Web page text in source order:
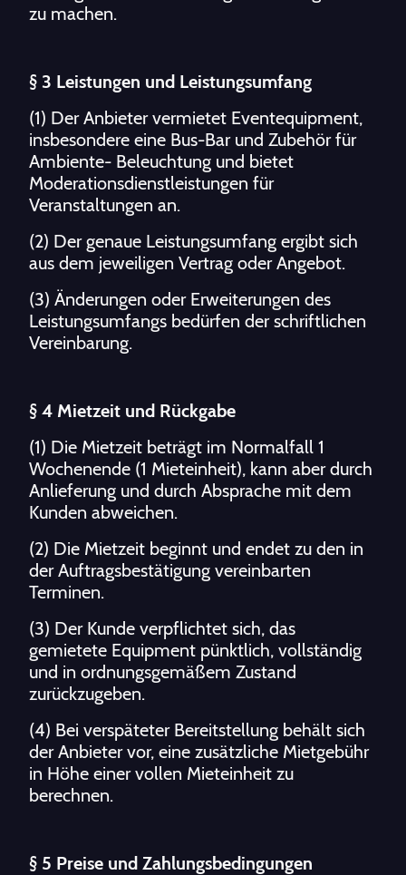
zu machen.
§ 3 Leistungen und Leistungsumfang
(1) Der Anbieter vermietet Eventequipment,
insbesondere eine Bus-Bar und Zubehör für
Ambiente- Beleuchtung und bietet
Moderationsdienstleistungen für
Veranstaltungen an.
(2) Der genaue Leistungsumfang ergibt sich
aus dem jeweiligen Vertrag oder Angebot.
(3) Änderungen oder Erweiterungen des
Leistungsumfangs bedürfen der schriftlichen
Vereinbarung.
§ 4 Mietzeit und Rückgabe
(1) Die Mietzeit beträgt im Normalfall 1
Wochenende (1 Mieteinheit), kann aber durch
Anlieferung und durch Absprache mit dem
Kunden abweichen.
(2) Die Mietzeit beginnt und endet zu den in
der Auftragsbestätigung vereinbarten
Terminen.
(3) Der Kunde verpflichtet sich, das
gemietete Equipment pünktlich, vollständig
und in ordnungsgemäßem Zustand
zurückzugeben.
(4) Bei verspäteter Bereitstellung behält sich
der Anbieter vor, eine zusätzliche Mietgebühr
in Höhe einer vollen Mieteinheit zu
berechnen.
§ 5 Preise und Zahlungsbedingungen